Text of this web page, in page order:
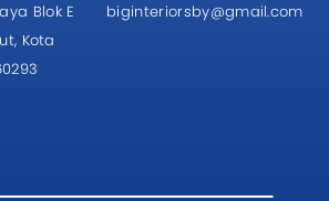
Blok E
Kota
biginteriorsby@gmail.com